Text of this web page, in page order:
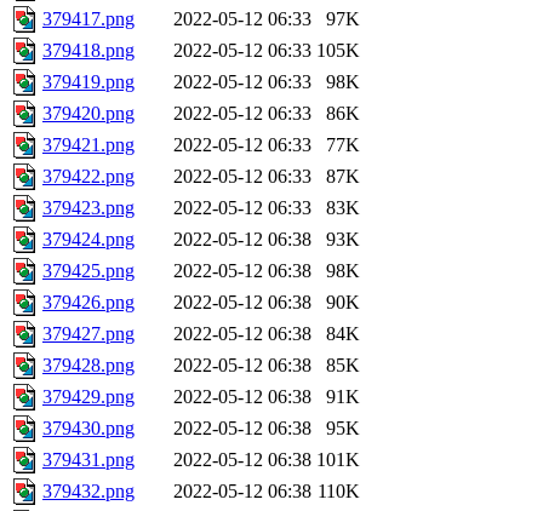
379417.png
2022-05-12 06:33
97K
379418.png
2022-05-12 06:33 105K
379419.png
2022-05-12 06:33
98K
379420.png
2022-05-12 06:33
86K
379421.png
2022-05-12 06:33
77K
379422.png
2022-05-12 06:33
87K
379423.png
2022-05-12 06:33
83K
379424.png
2022-05-12 06:38
93K
379425.png
2022-05-12 06:38
98K
379426.png
2022-05-12 06:38
90K
379427.png
2022-05-12 06:38
84K
379428.png
2022-05-12 06:38
85K
379429.png
2022-05-12 06:38
91K
379430.png
2022-05-12 06:38
95K
379431.png
2022-05-12 06:38 101K
379432.png
2022-05-12 06:38 110K